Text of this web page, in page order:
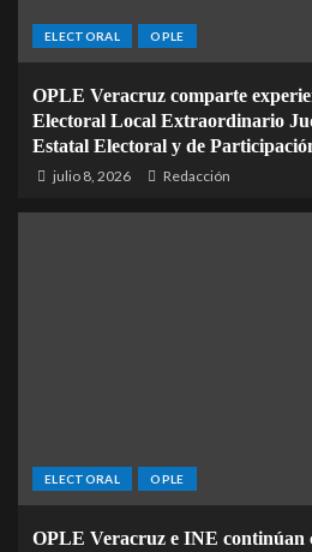
ELECTORAL OPLE
OPLE Veracruz comparte
Electoral Local Extraordinario
Estatal Electoral y de
julio 8, 2026 Redacción
ELECTORAL OPLE
OPLE Veracruz e INE continúan